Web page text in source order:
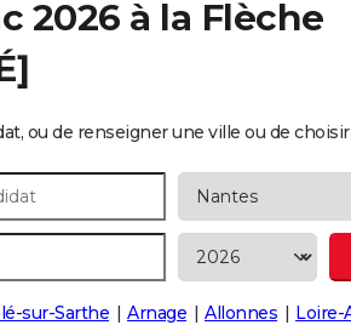
2026 à la Flèche
ou de renseigner une ville ou de
sur-Sarthe Arnage Allonnes Loire-